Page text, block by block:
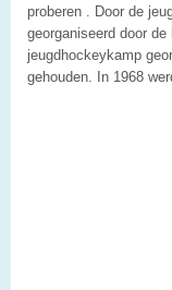
proberen . Door de
georganiseerd door
jeugdhockeykamp
gehouden. In 1968